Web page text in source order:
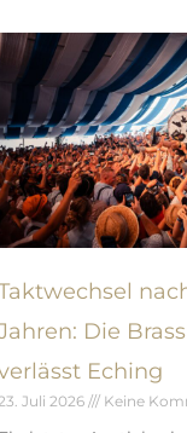
Die
Eching
Juli 2026 Keine